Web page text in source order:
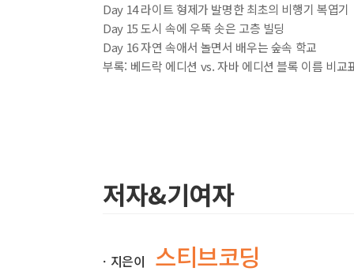
Day 14 라이트 형제가 발명한 최초의 비행기 복엽기
Day 15 도시 속에 우뚝 솟은 고층 빌딩
Day 16 자연 속애서 놀면서 배우는 숲속 학교
부록: 베드락 에디션 vs. 자바 에디션 블록 이름 비교
저자&기여자
ㆍ지은이 스티브코딩